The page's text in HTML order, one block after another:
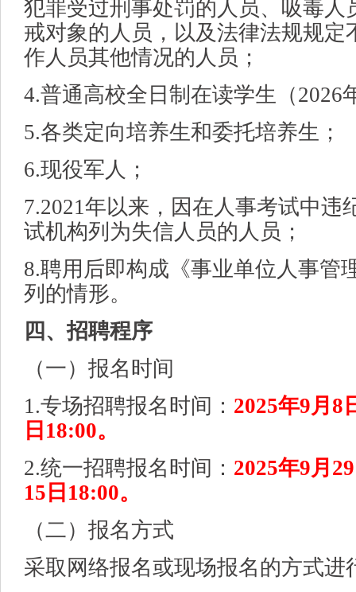
犯罪受过刑事处罚的人员、吸毒人
戒对象的人员，以及法律法规规定
作人员其他情况的人员；
4.普通高校全日制在读学生（2026
5.各类定向培养生和委托培养生；
6.现役军人；
7.2021年以来，因在人事考试中违
试机构列为失信人员的人员；
8.聘用后即构成《事业单位人事管
列的情形。
四、招聘程序
（一）报名时间
1.专场招聘报名时间： 2025年9月8
日18:00。
2.统一招聘报名时间： 2025年9月
15日18:00。
（二）报名方式
采取网络报名或现场报名的方式进